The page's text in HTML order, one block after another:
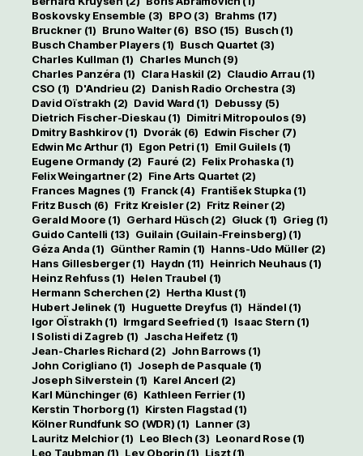
Boskovsky Ensemble (3) BPO (3) Brahms (17)
Bruckner(1) Bruno Walter(6) BSO (15) Busch (1)
Busch Chamber Players (1) Busch Quartet(3)
Charles Kullman (1) Charles Munch (9)
Charles Panzéra (1) Clara Haskil (2) Claudio Arrau (1)
CSO (1) D'Andrieu (2) Danish Radio Orchestra (3)
David Oïstrakh (2) David Ward (1) Debussy(5)
Dietrich Fischer-Dieskau (1) Dimitri Mitropoulos (9)
Dmitry Bashkirov(1) Dvorák (6) Edwin Fischer(7)
Edwin Mc Arthur(1) Egon Petri (1) Emil Guilels (1)
Eugene Ormandy (2) Fauré (2) Felix Prohaska (1)
Felix Weingartner(2) Fine Arts Quartet(2)
Frances Magnes (1) Franck(4) František Stupka (1)
Fritz Busch (6) Fritz Kreisler(2) Fritz Reiner(2)
Gerald Moore (1) Gerhard Hüsch (2) Gluck (1) Grieg (1)
Guido Cantelli (13) Guilain (Guilain-Freinsberg) (1)
Géza Anda (1) Günther Ramin (1) Hanns-Udo Müller (2)
Hans Gillesberger(1) Haydn (11) Heinrich Neuhaus (1)
Heinz Rehfuss (1) Helen Traubel (1)
Hermann Scherchen (2) Hertha Klust(1)
Hubert Jelinek (1) Huguette Dreyfus (1) Händel (1)
Igor OÏstrakh (1) Irmgard Seefried (1) Isaac Stern (1)
I Solisti di Zagreb (1) Jascha Heifetz (1)
Jean-Charles Richard (2) John Barrows (1)
John Corigliano (1) Joseph de Pasquale (1)
Joseph Silverstein (1) Karel Ancerl (2)
Karl Münchinger(6) Kathleen Ferrier(1)
Kerstin Thorborg (1) Kirsten Flagstad (1)
Kölner Rundfunk SO (WDR) (1) Lanner (3)
Lauritz Melchior(1) Leo Blech (3) Leonard Rose (1)
Leo Taubman (1) Lev Oborin (1) Liszt(1)